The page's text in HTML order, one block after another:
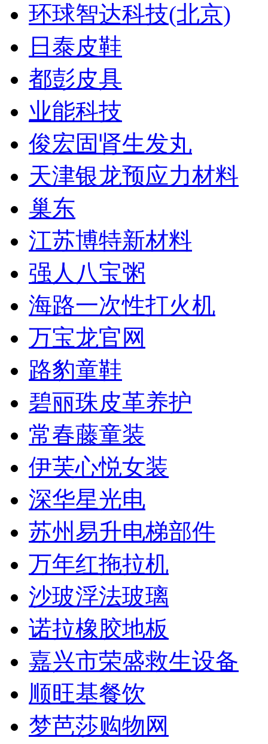
环球智达科技(北京)
日泰皮鞋
都彭皮具
业能科技
俊宏固肾生发丸
天津银龙预应力材料
巢东
江苏博特新材料
强人八宝粥
海路一次性打火机
万宝龙官网
路豹童鞋
碧丽珠皮革养护
常春藤童装
伊芙心悦女装
深华星光电
苏州易升电梯部件
万年红拖拉机
沙玻浮法玻璃
诺拉橡胶地板
嘉兴市荣盛救生设备
顺旺基餐饮
梦芭莎购物网